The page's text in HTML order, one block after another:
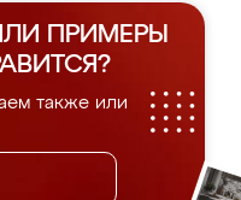
ПРИМЕРЫ
также или